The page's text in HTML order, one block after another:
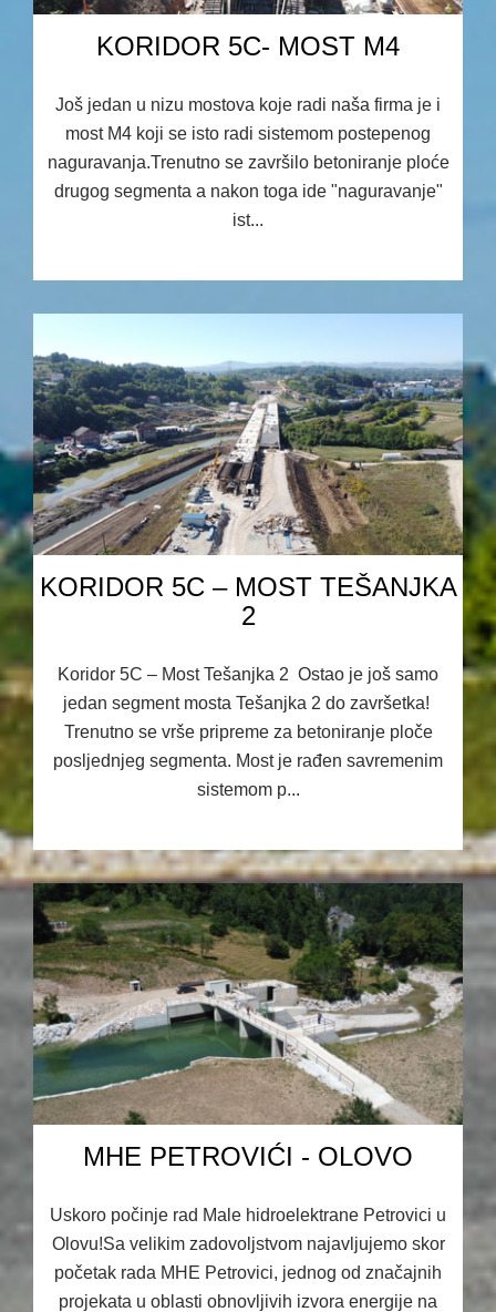
KORIDOR 5C- MOST M4
Još jedan u nizu mostova koje radi naša firma je i
most M4 koji se isto radi sistemom postepenog
naguravanja.Trenutno se završilo betoniranje ploće
drugog segmenta a nakon toga ide "naguravanje"
ist...
KORIDOR 5C – MOST TEŠANJKA
2
Koridor 5C – Most Tešanjka 2 Ostao je još samo
jedan segment mosta Tešanjka 2 do završetka!
Trenutno se vrše pripreme za betoniranje ploče
posljednjeg segmenta. Most je rađen savremenim
sistemom p...
MHE PETROVIĆI - OLOVO
Uskoro počinje rad Male hidroelektrane Petrovici u
Olovu!Sa velikim zadovoljstvom najavljujemo skor
početak rada MHE Petrovici, jednog od značajnih
projekata u oblasti obnovljivih izvora energije na